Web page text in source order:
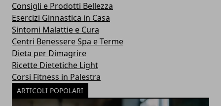
Consigli e Prodotti Bellezza
Esercizi Ginnastica in Casa
Sintomi Malattie e Cura
Centri Benessere Spa e Terme
Dieta per Dimagrire
Ricette Dietetiche Light
Corsi Fitness in Palestra
ARTICOLI POPOLARI